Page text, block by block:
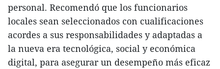
personal. Recomendó que los funcionarios
locales sean seleccionados con cualificaciones
acordes a sus responsabilidades y adaptadas a
la nueva era tecnológica, social y económica
digital, para asegurar un desempeño más eficaz